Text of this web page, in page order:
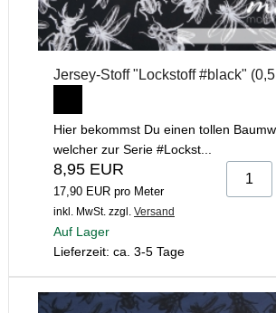
Jersey-Stoff "Lockstoff #black"
Hier bekommst Du einen tollen
welcher zur Serie #Lockst...
8,95 EUR
17,90 EUR pro Meter
inkl. MwSt. zzgl. Versand
Auf Lager
Lieferzeit: ca. 3-5 Tage